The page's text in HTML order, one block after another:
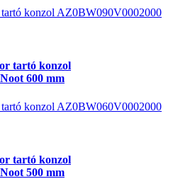
konzol AZ0BW090V0002000
tartó konzol
600 mm
konzol AZ0BW060V0002000
tartó konzol
500 mm